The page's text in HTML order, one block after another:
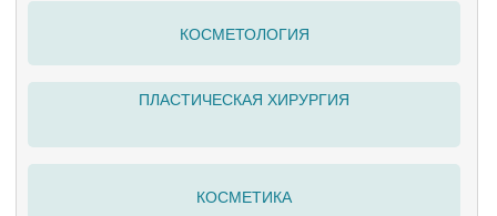
КОСМЕТОЛОГИЯ
ПЛАСТИЧЕСКАЯ ХИРУРГИЯ
КОСМЕТИКА